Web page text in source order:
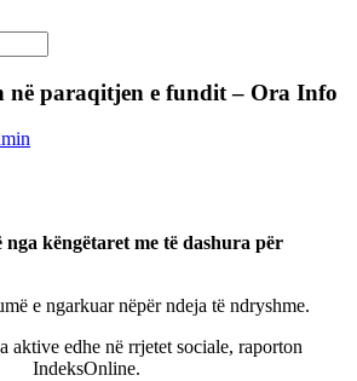
në paraqitjen e fundit – Ora Info
nga këngëtaret me të dashura për
e ngarkuar nëpër ndeja të ndryshme.
aktive edhe në rrjetet sociale, raporton
IndeksOnline.